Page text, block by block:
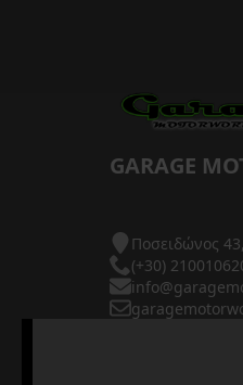
GARAGE
Ποσειδώνος
(+30)